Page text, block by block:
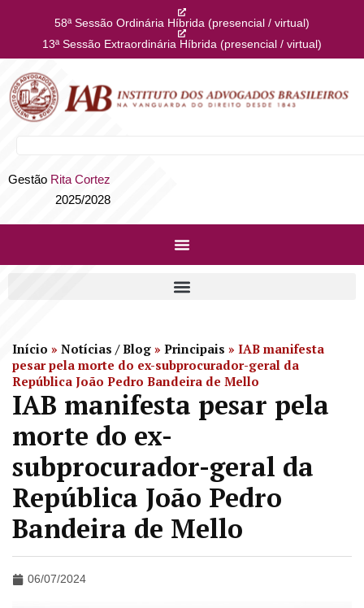
58ª Sessão Ordinária Híbrida (presencial / virtual)
13ª Sessão Extraordinária Híbrida (presencial / virtual)
Gestão Rita Cortez
2025/2028
Início » Notícias / Blog » Principais » IAB manifesta
pesar pela morte do ex-subprocurador-geral da
República João Pedro Bandeira de Mello
IAB manifesta pesar pela
morte do ex-
subprocurador-geral da
República João Pedro
Bandeira de Mello
06/07/2024